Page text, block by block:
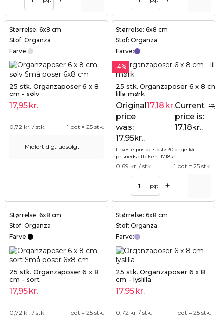
Størrelse: 6x8 cm
Stof: Organza
Farve:
25 stk. Organzaposer 6 x 8
cm - sølv
17,95 kr.
0,72 kr. / stk. 1 pqt = 25 stk.
Midlertidigt udsolgt
Størrelse: 6x8 cm
Stof: Organza
Farve:
-4%
25 stk. Organzaposer 6 x 8 cm
lilla mørk
Original
price
was:
17,95kr..
17,18 kr.Current
price is:
17,18kr..
Laveste pris de sidste 30 dage før
prisnedsættelsen:17,18kr..
0,69 kr. / stk. 1 pqt = 25 stk.
– pqt +
Størrelse: 6x8 cm
Stof: Organza
Farve:
25 stk. Organzaposer 6 x 8
cm - sort
17,95 kr.
0,72 kr. / stk. 1 pqt = 25 stk.
Størrelse: 6x8 cm
Stof: Organza
Farve:
25 stk. Organzaposer 6 x 8
cm - lyslilla
17,95 kr.
0,72 kr. / stk. 1 pqt = 25 stk.